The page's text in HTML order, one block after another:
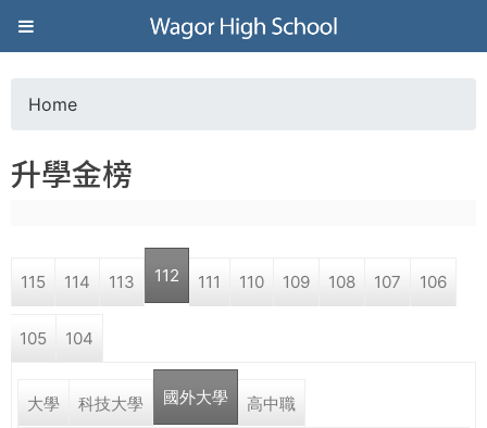
Jump to navigation
葳
格
高
學
o
a
r
e
Home
升學金榜
115 114 113 112 111 110 109 108 107 106
105 104
大學 科技大學 國外大學 高中職